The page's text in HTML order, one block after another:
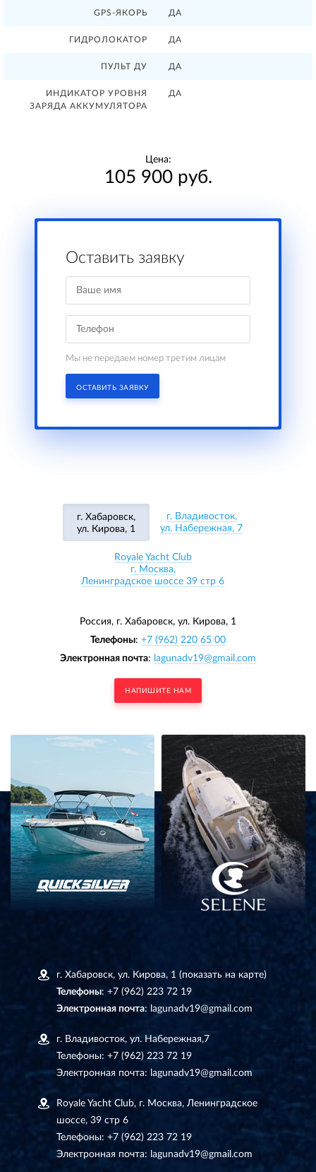
GPS-ЯКОРЬ ДА
ГИДРОЛОКАТОР ДА
ПУЛЬТ ДУ ДА
ИНДИКАТОР УРОВНЯ
ЗАРЯДА АККУМУЛЯТОРА
ДА
Цена:
105 900 руб.
Оставить заявку
Мы не передаем номер третим лицам
ОСТАВИТЬ ЗАЯВКУ
г. Хабаровск,
ул. Кирова, 1
г. Владивосток,
ул. Набережная, 7
Royale Yacht Club
г. Москва,
Ленинградское шоссе 39 стр 6
Россия, г. Хабаровск, ул. Кирова, 1
Телефоны: +7 (962) 220 65 00
Электронная почта: lagunadv19@gmail.com
НАПИШИТЕ НАМ
г. Хабаровск, ул. Кирова, 1 (показать на карте)
Телефоны: +7 (962) 223 72 19
Электронная почта: lagunadv19@gmail.com
г. Владивосток, ул. Набережная,7
Телефоны: +7 (962) 223 72 19
Электронная почта: lagunadv19@gmail.com
Royale Yacht Club, г. Москва, Ленинградское
шоссе, 39 стр 6
Телефоны: +7 (962) 223 72 19
Электронная почта: lagunadv19@gmail.com